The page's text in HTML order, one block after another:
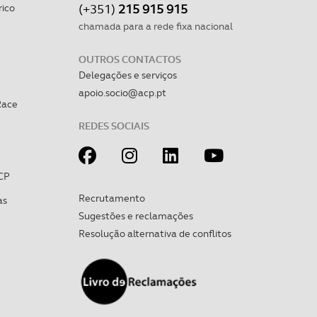
com o seu
sua experiência de
(+351) 215 915 915
chamada para a rede fixa nacional
OUTROS CONTACTOS
Delegações e serviços
apoio.socio@acp.pt
REDES SOCIAIS
Recrutamento
Sugestões e reclamações
Resolução alternativa de conflitos